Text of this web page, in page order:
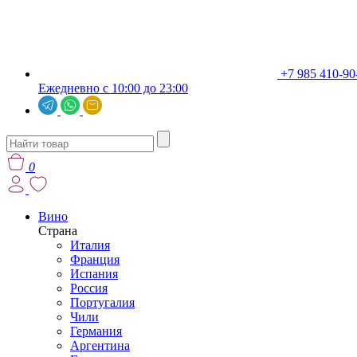
+7 985 410-
Ежедневно с 10:00 до 23:00
0
Вино
Страна
Италия
Франция
Испания
Россия
Португалия
Чили
Германия
Аргентина